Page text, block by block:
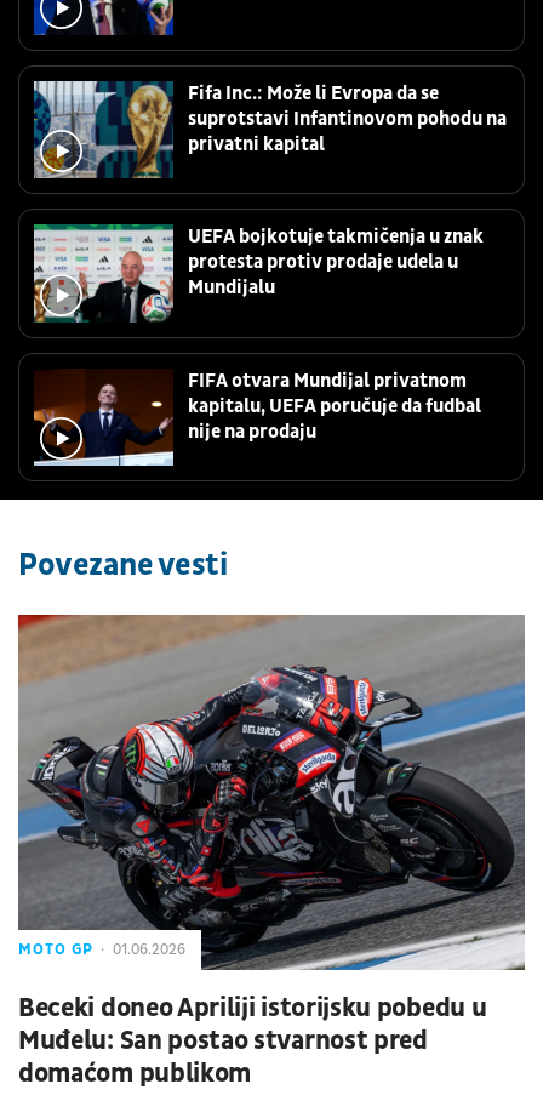
Fifa Inc.: Može li Evropa da se
suprotstavi Infantinovom pohodu na
privatni kapital
UEFA bojkotuje takmičenja u znak
protesta protiv prodaje udela u
Mundijalu
FIFA otvara Mundijal privatnom
kapitalu, UEFA poručuje da fudbal
nije na prodaju
Povezane vesti
MOTO GP 01.06.2026
Beceki doneo Apriliji istorijsku pobedu u
Muđelu: San postao stvarnost pred
domaćom publikom